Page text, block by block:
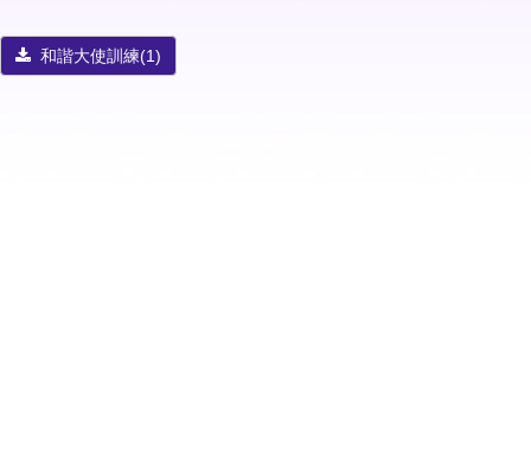
和諧大使訓練(1)